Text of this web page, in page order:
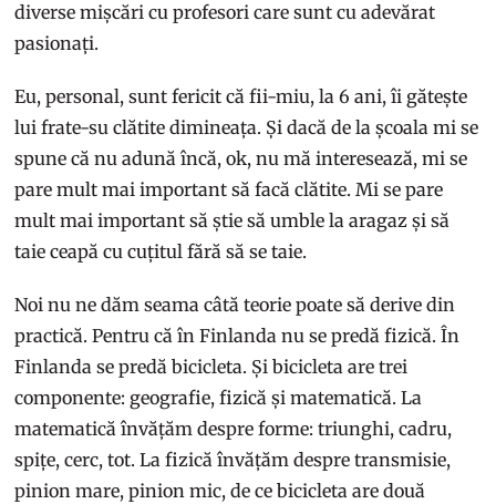
diverse mișcări cu profesori care sunt cu adevărat
pasionați.
Eu, personal, sunt fericit că fii-miu, la 6 ani, îi gătește
lui frate-su clătite dimineața. Și dacă de la școala mi se
spune că nu adună încă, ok, nu mă interesează, mi se
pare mult mai important să facă clătite. Mi se pare
mult mai important să știe să umble la aragaz și să
taie ceapă cu cuțitul fără să se taie.
Noi nu ne dăm seama câtă teorie poate să derive din
practică. Pentru că în Finlanda nu se predă fizică. În
Finlanda se predă bicicleta. Și bicicleta are trei
componente: geografie, fizică și matematică. La
matematică învățăm despre forme: triunghi, cadru,
spițe, cerc, tot. La fizică învățăm despre transmisie,
pinion mare, pinion mic, de ce bicicleta are două